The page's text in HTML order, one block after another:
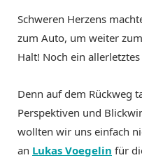
Schweren Herzens
zum Auto, um weiter
Halt! Noch ein
Denn auf dem Rückweg
Perspektiven und
wollten wir uns einfach
an Lukas Voegelin für